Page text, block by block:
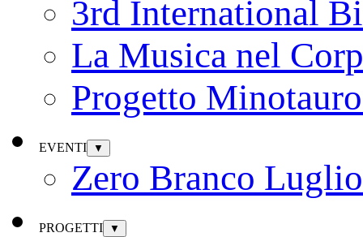
3rd International
La Musica nel
Progetto
EVENTI ▼
Zero Branco
PROGETTI ▼